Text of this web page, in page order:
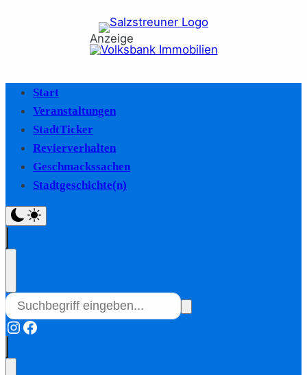
Anzeige
Start
Veranstaltungen
StadtTicker
Revierverhalten
Geschmackssachen
Stadtgeschichte(n)
Instagram
Facebook